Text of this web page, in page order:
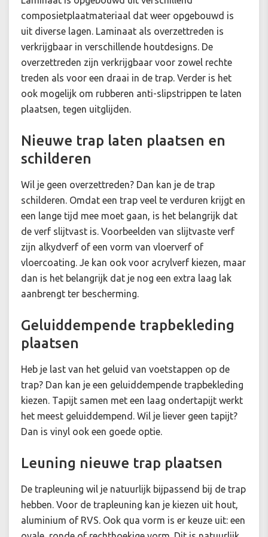
composietplaatmateriaal dat weer opgebouwd is
uit diverse lagen. Laminaat als overzettreden is
verkrijgbaar in verschillende houtdesigns. De
overzettreden zijn verkrijgbaar voor zowel rechte
treden als voor een draai in de trap. Verder is het
ook mogelijk om rubberen anti-slipstrippen te laten
plaatsen, tegen uitglijden.
Nieuwe trap laten plaatsen en
schilderen
Wil je geen overzettreden? Dan kan je de trap
schilderen. Omdat een trap veel te verduren krijgt en
een lange tijd mee moet gaan, is het belangrijk dat
de verf slijtvast is. Voorbeelden van slijtvaste verf
zijn alkydverf of een vorm van vloerverf of
vloercoating. Je kan ook voor acrylverf kiezen, maar
dan is het belangrijk dat je nog een extra laag lak
aanbrengt ter bescherming.
Geluiddempende trapbekleding
plaatsen
Heb je last van het geluid van voetstappen op de
trap? Dan kan je een geluiddempende trapbekleding
kiezen. Tapijt samen met een laag ondertapijt werkt
het meest geluiddempend. Wil je liever geen tapijt?
Dan is vinyl ook een goede optie.
Leuning nieuwe trap plaatsen
De trapleuning wil je natuurlijk bijpassend bij de trap
hebben. Voor de trapleuning kan je kiezen uit hout,
aluminium of RVS. Ook qua vorm is er keuze uit: een